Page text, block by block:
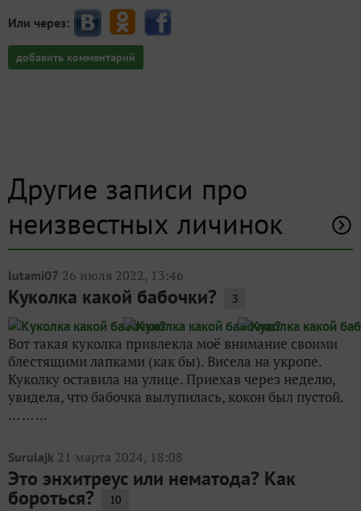
Или через:
добавить комментарий
Другие записи про
неизвестных личинок
lutami07 26 июля 2022, 13:46
Куколка какой бабочки? 3
Вот такая куколка привлекла моё внимание своими
блестящими лапками (как бы). Висела на укропе.
Куколку оставила на улице. Приехав через неделю,
увидела, что бабочка вылупилась, кокон был пустой.
… … ...
Surulajk 21 марта 2024, 18:08
Это энхитреус или нематода? Как
бороться? 10